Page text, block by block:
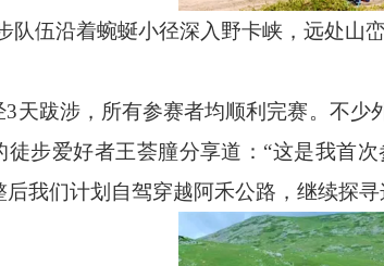
队伍沿着蜿蜒小径深入野卡峡，远处山
3天跋涉，所有参赛者均顺利完赛。不
徒步爱好者王荟朣分享道：“这是我首
后我们计划自驾穿越阿禾公路，继续探